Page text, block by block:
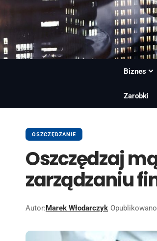
Biznes
Zarobki
OSZCZĘDZANIE
Oszczędzaj
zarządzaniu
Autor:Marek Włodarczyk